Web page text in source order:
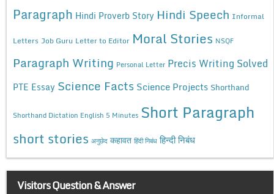
Paragraph Hindi Proverb Story Hindi Speech Informal
Letters Job Guru Letter to Editor Moral Stories NSQF
Paragraph Writing Personal Letter Precis Writing Solved
PTE Essay Science Facts Science Projects Shorthand
Shorthand Dictation English 5 Minutes Short Paragraph
short stories अनुछेद कहावत हिंदी निबंध हिन्दी निबंध
Visitors Question & Answer